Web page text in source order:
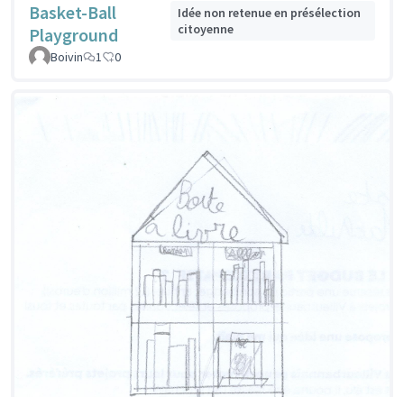
Basket-Ball
Playground
Idée non retenue en présélection
citoyenne
Boivin
1 0